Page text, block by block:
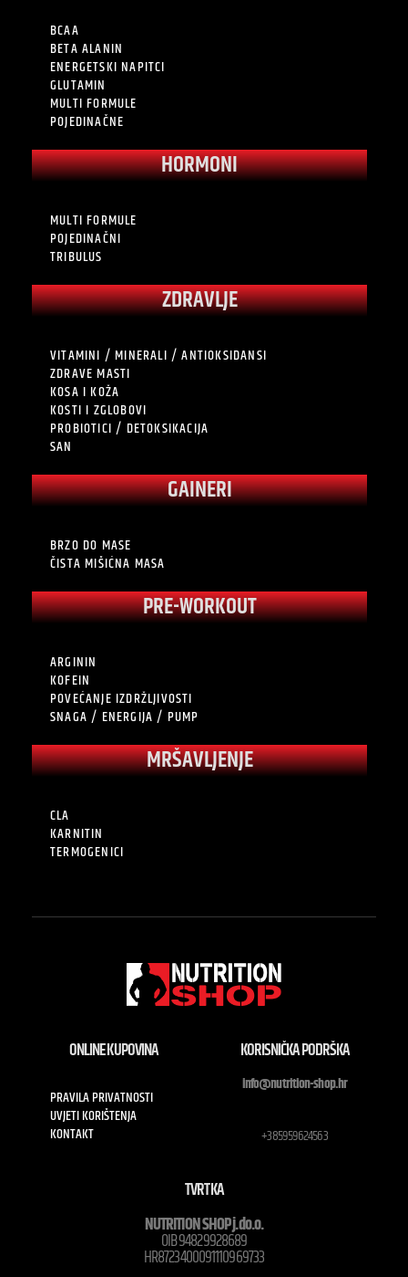
BCAA
BETA ALANIN
ENERGETSKI NAPITCI
GLUTAMIN
MULTI FORMULE
POJEDINAČNE
HORMONI
MULTI FORMULE
POJEDINAČNI
TRIBULUS
ZDRAVLJE
VITAMINI / MINERALI / ANTIOKSIDANSI
ZDRAVE MASTI
KOSA I KOŽA
KOSTI I ZGLOBOVI
PROBIOTICI / DETOKSIKACIJA
SAN
GAINERI
BRZO DO MASE
ČISTA MIŠIĆNA MASA
PRE-WORKOUT
ARGININ
KOFEIN
POVEĆANJE IZDRŽLJIVOSTI
SNAGA / ENERGIJA / PUMP
MRŠAVLJENJE
CLA
KARNITIN
TERMOGENICI
ONLINE KUPOVINA
PRAVILA PRIVATNOSTI
UVJETI KORIŠTENJA
KONTAKT
KORISNIČKA PODRŠKA
info@nutrition-shop.hr
+385959624563
TVRTKA
NUTRITION SHOP j.do.o.
OIB 94829928689
HR8723400091110969733